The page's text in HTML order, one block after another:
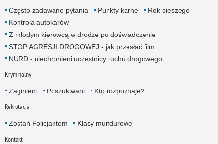
Często zadawane pytania Punkty karne
Rok pieszego
Kontrola autokarów
Z młodym kierowcą w drodze po doświadczenie
STOP AGRESJI DROGOWEJ - jak przesłać film
NURD - niechronieni uczestnicy ruchu drogowego
Kryminalny
Zaginieni Poszukiwani Kto rozpoznaje?
Rekrutacja
Zostań Policjantem Klasy mundurowe
Kontakt